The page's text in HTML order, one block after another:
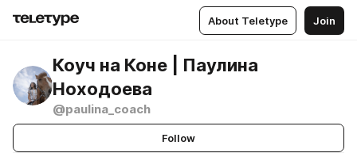
About Teletype Join
Коуч на Коне | Паулина
Ноходоева
@paulina_coach
Follow